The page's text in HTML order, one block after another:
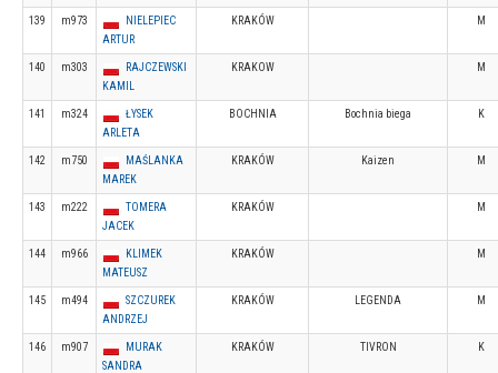
139 m973
NIELEPIEC
ARTUR
KRAKÓW M
140 m303
RAJCZEWSKI
KAMIL
KRAKOW M
141 m324
ŁYSEK
ARLETA
BOCHNIA Bochnia biega K
142 m750
MAŚLANKA
MAREK
KRAKÓW Kaizen M
143 m222
TOMERA
JACEK
KRAKÓW M
144 m966
KLIMEK
MATEUSZ
KRAKÓW M
145 m494
SZCZUREK
ANDRZEJ
KRAKÓW LEGENDA M
146 m907
MURAK
SANDRA
KRAKÓW TIVRON K